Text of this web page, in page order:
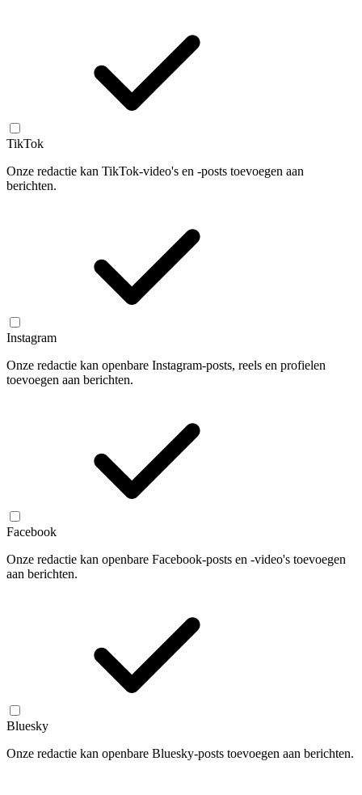
TikTok
Onze redactie kan TikTok-video's en -posts toevoegen aan
berichten.
Instagram
Onze redactie kan openbare Instagram-posts, reels en profielen
toevoegen aan berichten.
Facebook
Onze redactie kan openbare Facebook-posts en -video's toevoegen
aan berichten.
Bluesky
Onze redactie kan openbare Bluesky-posts toevoegen aan berichten.